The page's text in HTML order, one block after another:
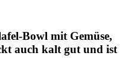
Bowl mit Gemüse,
auch kalt gut und ist